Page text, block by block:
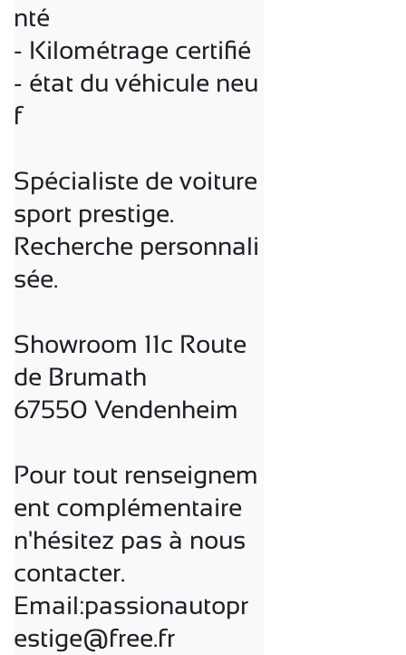
nté
- Kilométrage certifié
- état du véhicule neu
f
Spécialiste de voiture
sport prestige.
Recherche personnali
sée.
Showroom 11c Route
de Brumath
67550 Vendenheim
Pour tout renseignem
ent complémentaire
n'hésitez pas à nous
contacter.
Email:passionautopr
estige@free.fr